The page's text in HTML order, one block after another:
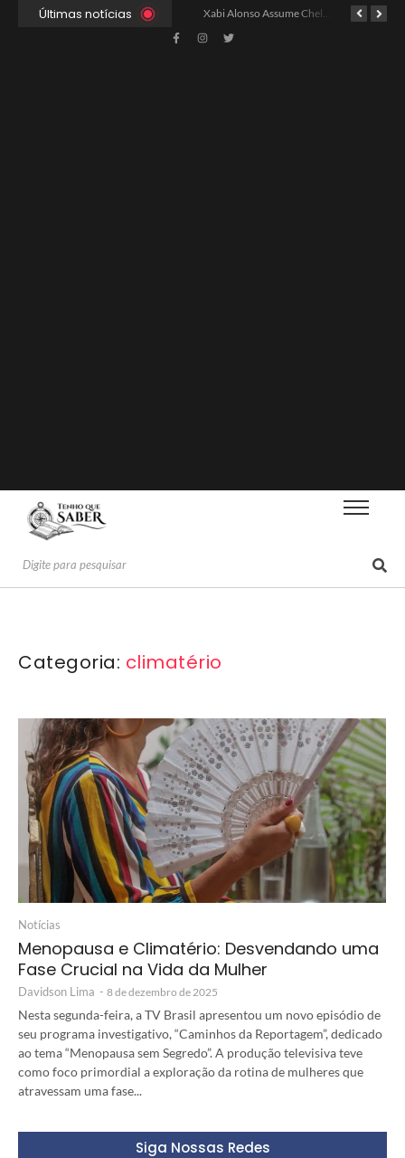
Últimas notícias
Ancelotti Avalia Elenco Final para Convocação da Copa Xabi Alonso Assume Chelsea: Nova Estratégia Gerencial e Contrato Até 2030
Categoria: climatério
Notícias
Menopausa e Climatério: Desvendando uma
Fase Crucial na Vida da Mulher
Davidson Lima - 8 de dezembro de 2025
Nesta segunda-feira, a TV Brasil apresentou um novo episódio de
seu programa investigativo, “Caminhos da Reportagem”, dedicado
ao tema “Menopausa sem Segredo”. A produção televisiva teve
como foco primordial a exploração da rotina de mulheres que
atravessam uma fase...
Siga Nossas Redes